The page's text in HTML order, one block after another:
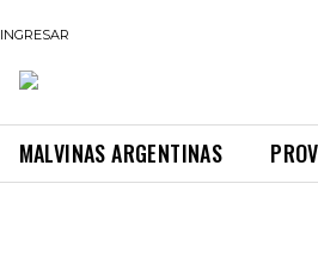
INGRESAR
MALVINAS ARGENTINAS